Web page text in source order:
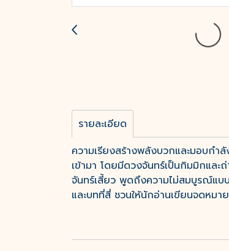
รายละเอียด
ความเรียงสร้างพลังบวกและมอบกำ
เข้ามา โดยมีดวงจันทร์เป็นกิมมิกแล
จันทร์เสี้ยว พูดถึงความไม่สมบูรณ์แบ
และบทที่สี่ ชวนให้นักอ่านเขียนจดหม